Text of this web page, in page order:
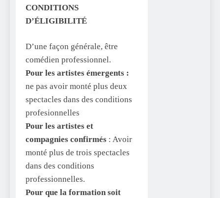
CONDITIONS
D’ÉLIGIBILITÉ
D’une façon générale, être
comédien professionnel.
Pour les artistes émergents :
ne pas avoir monté plus deux
spectacles dans des conditions
profesionnelles
Pour les artistes et
compagnies confirmés : Avoir
monté plus de trois spectacles
dans des conditions
professionnelles.
Pour que la formation soit